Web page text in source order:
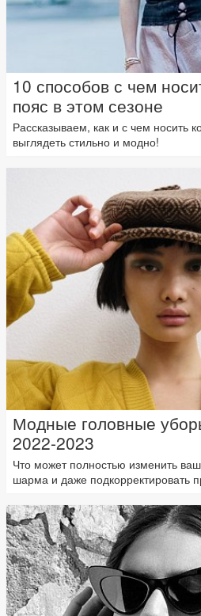
10 способов с чем
пояс в этом сезоне
Рассказываем, как и с чем носить
выглядеть стильно и модно!
Модные головные
2022-2023
Что может полностью изменить
шарма и даже подкорректировать